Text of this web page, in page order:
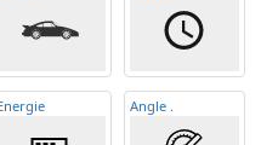
Angle .